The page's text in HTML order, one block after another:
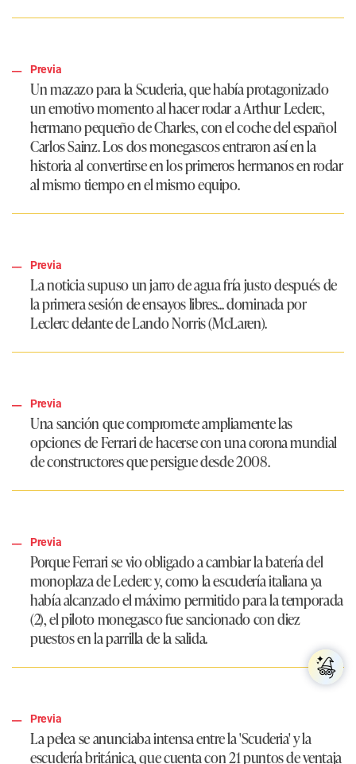
Previa
Un mazazo para la Scuderia, que había protagonizado
un emotivo momento al hacer rodar a Arthur Leclerc,
hermano pequeño de Charles, con el coche del español
Carlos Sainz. Los dos monegascos entraron así en la
historia al convertirse en los primeros hermanos en rodar
al mismo tiempo en el mismo equipo.
Previa
La noticia supuso un jarro de agua fría justo después de
la primera sesión de ensayos libres... dominada por
Leclerc delante de Lando Norris (McLaren).
Previa
Una sanción que compromete ampliamente las
opciones de Ferrari de hacerse con una corona mundial
de constructores que persigue desde 2008.
Previa
Porque Ferrari se vio obligado a cambiar la batería del
monoplaza de Leclerc y, como la escudería italiana ya
había alcanzado el máximo permitido para la temporada
(2), el piloto monegasco fue sancionado con diez
puestos en la parrilla de la salida.
Previa
La pelea se anunciaba intensa entre la 'Scuderia' y la
escudería británica, que cuenta con 21 puntos de ventaja